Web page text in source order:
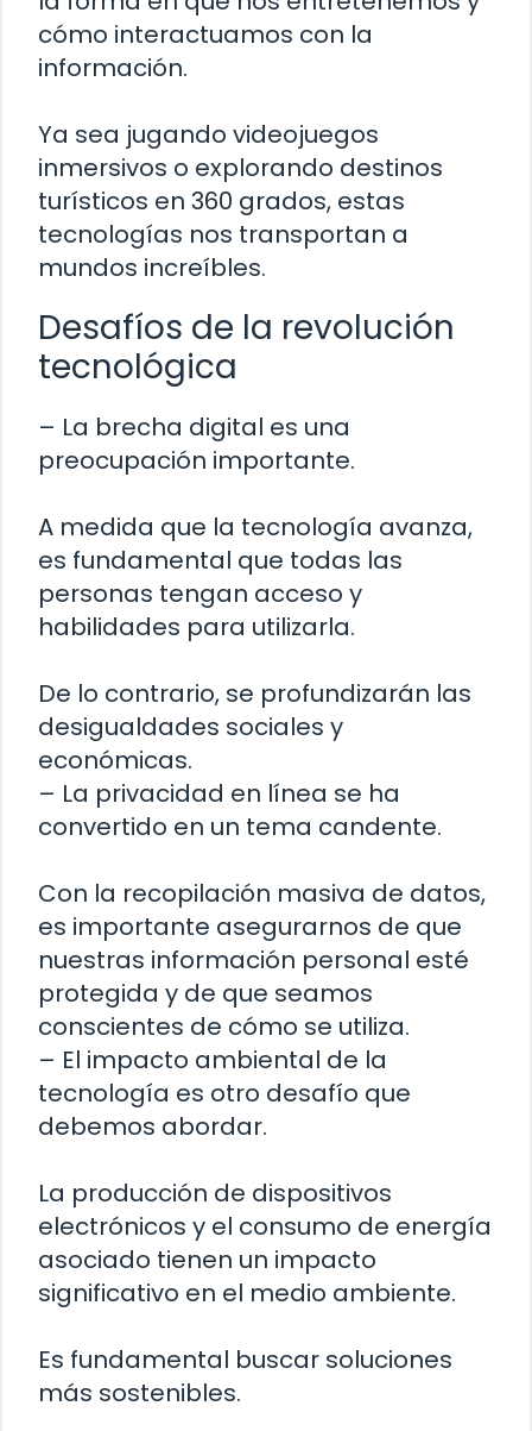
cómo interactuamos con la
información.
Ya sea jugando videojuegos
inmersivos o explorando destinos
turísticos en 360 grados, estas
tecnologías nos transportan a
mundos increíbles.
Desafíos de la revolución
tecnológica
– La brecha digital es una
preocupación importante.
A medida que la tecnología avanza,
es fundamental que todas las
personas tengan acceso y
habilidades para utilizarla.
De lo contrario, se profundizarán las
desigualdades sociales y
económicas.
– La privacidad en línea se ha
convertido en un tema candente.
Con la recopilación masiva de datos,
es importante asegurarnos de que
nuestras información personal esté
protegida y de que seamos
conscientes de cómo se utiliza.
– El impacto ambiental de la
tecnología es otro desafío que
debemos abordar.
La producción de dispositivos
electrónicos y el consumo de energía
asociado tienen un impacto
significativo en el medio ambiente.
Es fundamental buscar soluciones
más sostenibles.